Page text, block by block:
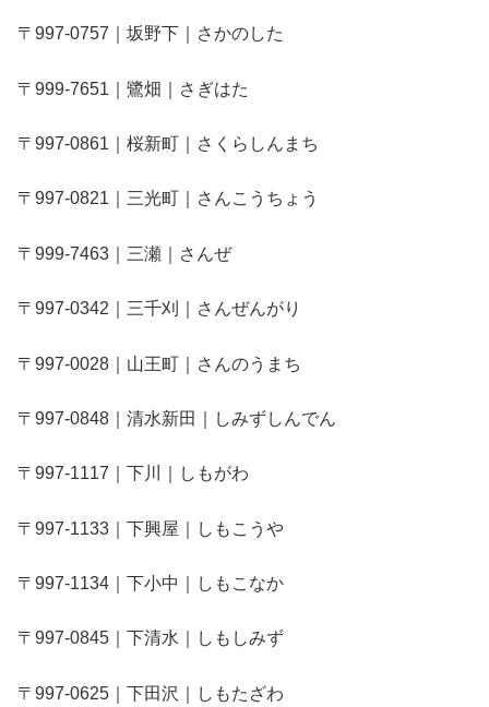
〒997-0757｜坂野下｜さかのした
〒999-7651｜鷺畑｜さぎはた
〒997-0861｜桜新町｜さくらしんまち
〒997-0821｜三光町｜さんこうちょう
〒999-7463｜三瀬｜さんぜ
〒997-0342｜三千刈｜さんぜんがり
〒997-0028｜山王町｜さんのうまち
〒997-0848｜清水新田｜しみずしんでん
〒997-1117｜下川｜しもがわ
〒997-1133｜下興屋｜しもこうや
〒997-1134｜下小中｜しもこなか
〒997-0845｜下清水｜しもしみず
〒997-0625｜下田沢｜しもたざわ